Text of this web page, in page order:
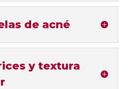
de acné
y textura